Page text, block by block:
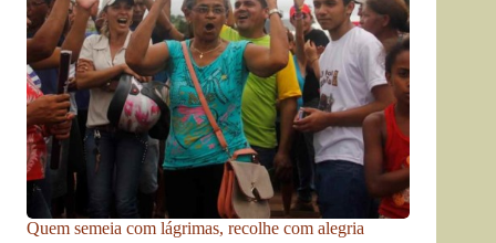
Quem semeia com lágrimas, recolhe com alegria